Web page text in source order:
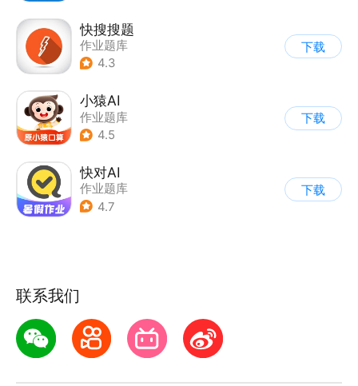
快搜搜题
作业题库
4.3
下载
小猿AI
作业题库
4.5
下载
快对AI
作业题库
4.7
下载
联系我们